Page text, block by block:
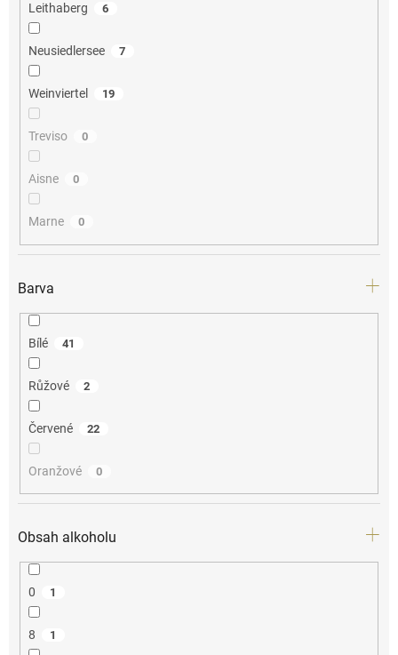
Leithaberg 6
Neusiedlersee 7
Weinviertel 19
Treviso 0
Aisne 0
Marne 0
Barva
Bílé 41
Růžové 2
Červené 22
Oranžové 0
Obsah alkoholu
0 1
8 1